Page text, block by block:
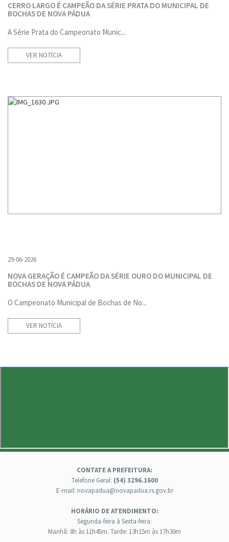
CERRO LARGO É CAMPEÃO DA SÉRIE PRATA DO MUNICIPAL DE
BOCHAS DE NOVA PÁDUA
A Série Prata do Campeonato Munic...
VER NOTÍCIA
29-06-2026
NOVA GERAÇÃO É CAMPEÃO DA SÉRIE OURO DO MUNICIPAL DE
BOCHAS DE NOVA PÁDUA
O Campeonato Municipal de Bochas de No...
VER NOTÍCIA
CONTATE A PREFEITURA:
Telefone Geral: (54) 3296.1600
E-mail: novapadua@novapadua.rs.gov.br
HORÁRIO DE ATENDIMENTO:
Segunda-feira à Sexta-feira:
Manhã: 8h às 11h45m. Tarde: 13h15m às 17h30m